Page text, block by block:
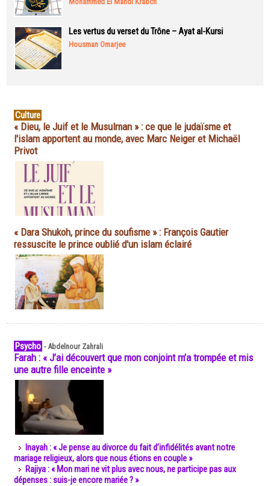
Les vertus du verset du Trône – Ayat al-Kursi
Housman Omarjee
Culture
« Dieu, le Juif et le Musulman » : ce que le judaïsme et
l'islam apportent au monde, avec Marc Neiger et Michaël
Privot
« Dara Shukoh, prince du soufisme » : François Gautier
ressuscite le prince oublié d'un islam éclairé
Psycho -Abdelnour Zahrali
Farah : « J’ai découvert que mon conjoint m’a trompée et mis
une autre fille enceinte »
Inayah : « Je pense au divorce du fait d’infidélités avant notre
mariage religieux, alors que nous étions en couple »
Rajiya : « Mon mari ne vit plus avec nous, ne participe pas aux
dépenses : suis-je encore mariée ? »